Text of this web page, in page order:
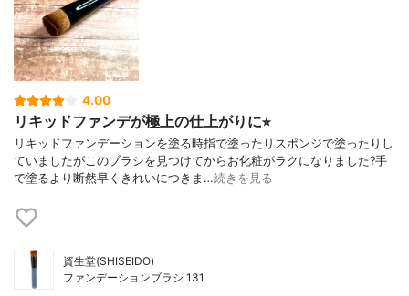
4.00
リキッドファンデが極上の仕上がりに⭐︎
リキッドファンデーションを塗る時指で塗ったりスポンジで塗ったりし
ていましたがこのブラシを見つけてからお化粧がラクになりました?手
で塗るより断然早くきれいにつきま…続きを見る
資生堂(SHISEIDO)
ファンデーションブラシ 131